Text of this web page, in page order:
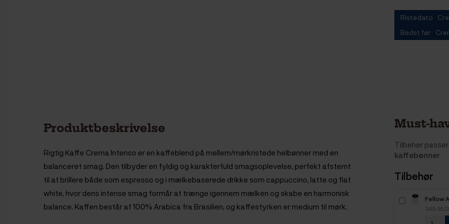
Ristedato
Bedst før
Produktbeskrivelse
Rigtig Kaffe Crema Intenso er en kaffeblend på mellem/mørkristede helbønner med en
balanceret smag. Den tilbyder en fyldig og karakterfuld smagsoplevelse, perfekt afstemt
til at brillere både som espresso og i mælkebaserede drikke som cappuccino, latte og flat
white, hvor dens intense smag formår at trænge igennem mælken og skabe en harmonisk
balance. Kaffen består af 100% Arabica fra Brasilien, og kaffestyrken er medium til mørk.
Must-
Tilbehør
kaffebønner
Tilbehør
Fellow
349,95